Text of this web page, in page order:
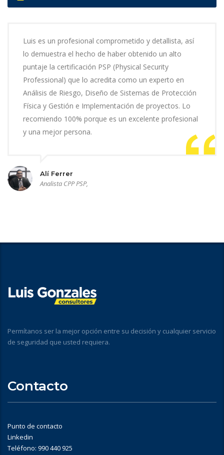
Luis es un profesional comprometido y detallista, así
lo demuestra el hecho de haber obtenido un alto
puntaje la certificación PSP (Physical Security
Professional) que lo acredita como un experto en
Análisis de Riesgo, Diseño de Sistemas de Protección
Física y Gestión e Implementación de proyectos. Lo
recomiendo 100% porque es un excelente profesional
y una mejor persona.
Alí Ferrer
Analista CPP PSP,
Permítanos ser la mejor opción entre su decisión y cualquier servicio
de seguridad que usted requiera.
Contacto
Punto de contacto
Linkedin
Teléfono: 990 440 925